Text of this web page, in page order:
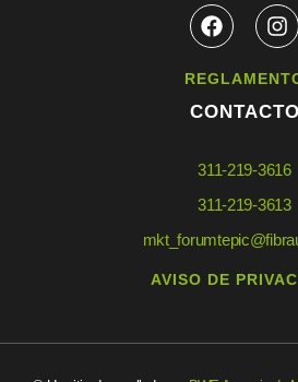
CONTACTO
311-219-3616
311-219-3613
AVISO DE